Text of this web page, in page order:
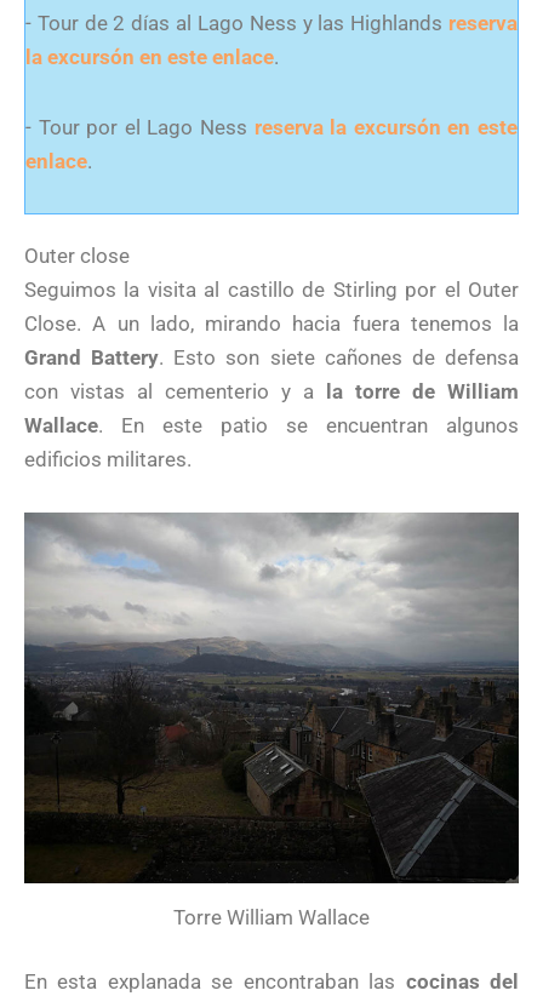
- Tour de 2 días al Lago Ness y las Highlands reserva
la excursón en este enlace.
- Tour por el Lago Ness reserva la excursón en este
enlace.
Outer close
Seguimos la visita al castillo de Stirling por el Outer
Close. A un lado, mirando hacia fuera tenemos la
Grand Battery. Esto son siete cañones de defensa
con vistas al cementerio y a
la torre de William
Wallace. En este patio se encuentran algunos
edificios militares.
Torre William Wallace
En esta explanada se encontraban las cocinas del